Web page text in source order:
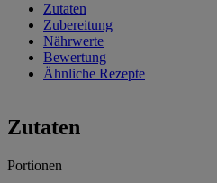
Zutaten
Zubereitung
Nährwerte
Bewertung
Ähnliche Rezepte
Zutaten
Portionen